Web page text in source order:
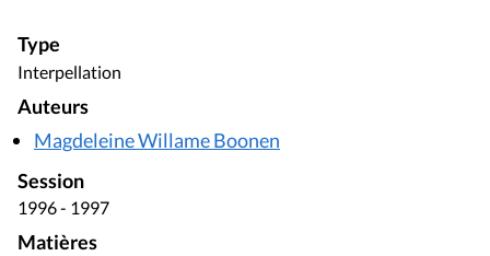
Type
Interpellation
Auteurs
Magdeleine Willame Boonen
Session
1996 - 1997
Matières